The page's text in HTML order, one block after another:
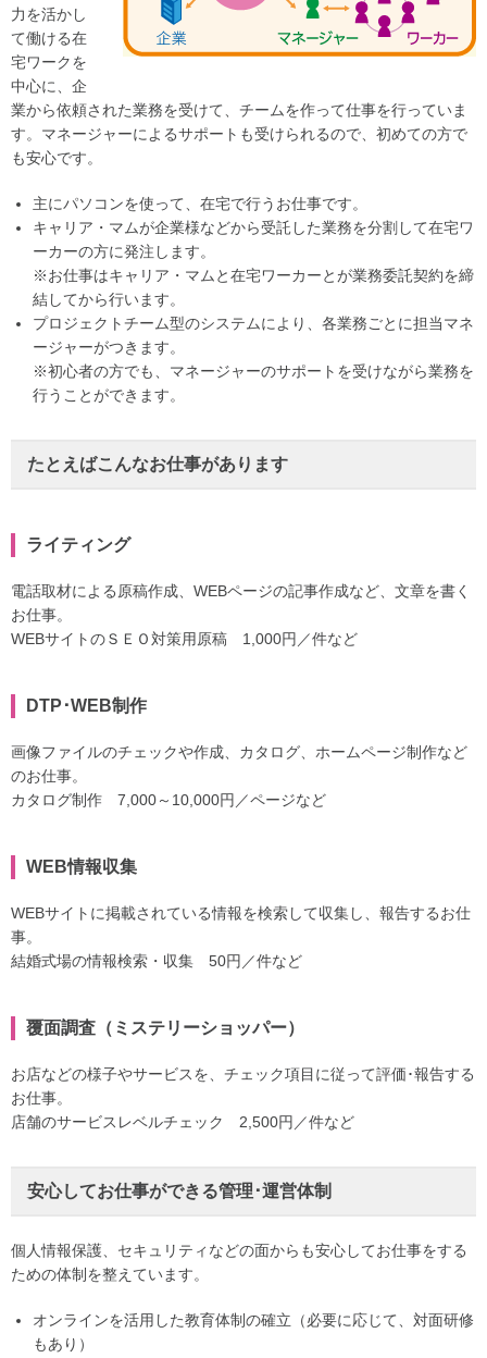
力を活かし
て働ける在
宅ワークを
中心に、企
業から依頼された業務を受けて、チームを作って仕事を行っていま
す。マネージャーによるサポートも受けられるので、初めての方で
も安心です。
主にパソコンを使って、在宅で行うお仕事です。
キャリア・マムが企業様などから受託した業務を分割して在宅ワ
ーカーの方に発注します。
※お仕事はキャリア・マムと在宅ワーカーとが業務委託契約を締
結してから行います。
プロジェクトチーム型のシステムにより、各業務ごとに担当マネ
ージャーがつきます。
※初心者の方でも、マネージャーのサポートを受けながら業務を
行うことができます。
たとえばこんなお仕事があります
ライティング
電話取材による原稿作成、WEBページの記事作成など、文章を書く
お仕事。
WEBサイトのＳＥＯ対策用原稿 1,000円／件など
DTP･WEB制作
画像ファイルのチェックや作成、カタログ、ホームページ制作など
のお仕事。
カタログ制作 7,000～10,000円／ページなど
WEB情報収集
WEBサイトに掲載されている情報を検索して収集し、報告するお仕
事。
結婚式場の情報検索・収集 50円／件など
覆面調査（ミステリーショッパー）
お店などの様子やサービスを、チェック項目に従って評価･報告する
お仕事。
店舗のサービスレベルチェック 2,500円／件など
安心してお仕事ができる管理･運営体制
個人情報保護、セキュリティなどの面からも安心してお仕事をする
ための体制を整えています。
オンラインを活用した教育体制の確立（必要に応じて、対面研修
もあり）